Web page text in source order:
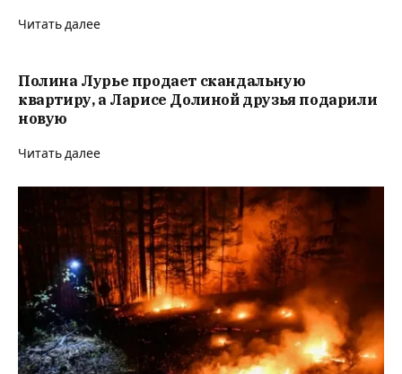
Читать далее
Полина Лурье продает скандальную
квартиру, а Ларисе Долиной друзья подарили
новую
Читать далее